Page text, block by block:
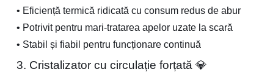
• Eficiență termică ridicată cu consum redus de abur
• Potrivit pentru mari-tratarea apelor uzate la scară
• Stabil și fiabil pentru funcționare continuă
3. Cristalizator cu circulație forțată 💎